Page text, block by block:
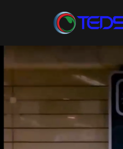
泰
蒂
實
業